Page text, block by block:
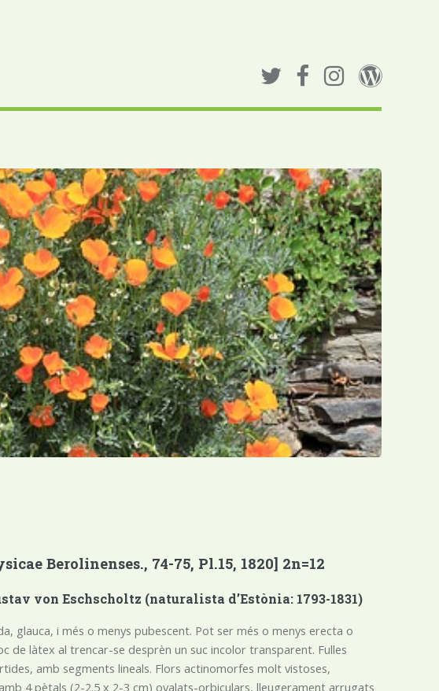
Berolinenses., 74-75, Pl.15, 1820] 2n=12
von Eschscholtz (naturalista d’Estònia: 1793-1831)
glauca, i més o menys pubescent. Pot ser més o menys erecta o
de làtex al trencar-se desprèn un suc incolor transparent. Fulles
amb segments lineals. Flors actinomorfes molt vistoses,
4 pètals (2-2.5 x 2-3 cm) ovalats-orbiculars, lleugerament arrugats